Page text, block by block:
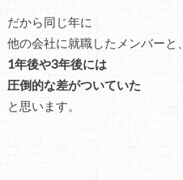
だから同じ年に
他の会社に就職したメンバーと、
1年後や3年後には
圧倒的な差がついていた
と思います。